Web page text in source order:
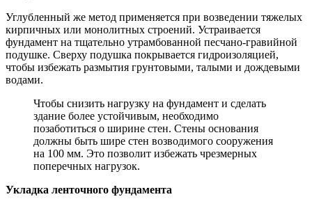
Углубленный же метод применяется при возведении тяжелых
кирпичных или монолитных строений. Устраивается
фундамент на тщательно утрамбованной песчано-гравийной
подушке. Сверху подушка покрывается гидроизоляцией,
чтобы избежать размытия грунтовыми, талыми и дождевыми
водами.
Чтобы снизить нагрузку на фундамент и сделать
здание более устойчивым, необходимо
позаботиться о ширине стен. Стены основания
должны быть шире стен возводимого сооружения
на 100 мм. Это позволит избежать чрезмерных
поперечных нагрузок.
Укладка ленточного фундамента